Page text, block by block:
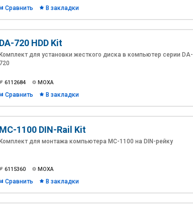
Сравнить В закладки
DA-720 HDD Kit
Комплект для установки жесткого диска в компьютер серии DA-
720
6112684 MOXA
Сравнить В закладки
MC-1100 DIN-Rail Kit
Комплект для монтажа компьютера MC-1100 на DIN-рейку
6115360 MOXA
Сравнить В закладки